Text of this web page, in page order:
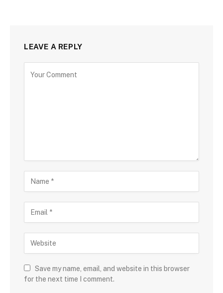
LEAVE A REPLY
Save my name, email, and website in this browser
for the next time I comment.